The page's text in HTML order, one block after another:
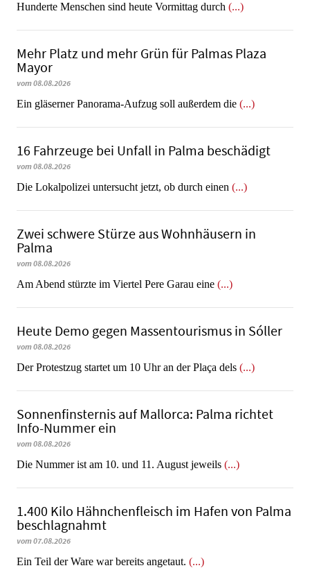
Hunderte Menschen sind heute Vormittag durch (...)
Mehr Platz und mehr Grün für Palmas Plaza
Mayor
vom 08.08.2026
Ein gläserner Panorama-Aufzug soll außerdem die (...)
16 Fahrzeuge bei Unfall in Palma beschädigt
vom 08.08.2026
Die Lokalpolizei untersucht jetzt, ob durch einen (...)
Zwei schwere Stürze aus Wohnhäusern in
Palma
vom 08.08.2026
Am Abend stürzte im Viertel Pere Garau eine (...)
Heute Demo gegen Massentourismus in Sóller
vom 08.08.2026
Der Protestzug startet um 10 Uhr an der Plaça dels (...)
Sonnenfinsternis auf Mallorca: Palma richtet
Info-Nummer ein
vom 08.08.2026
Die Nummer ist am 10. und 11. August jeweils (...)
1.400 Kilo Hähnchenfleisch im Hafen von Palma
beschlagnahmt
vom 07.08.2026
​​​​​​​Ein Teil der Ware war bereits angetaut. (...)